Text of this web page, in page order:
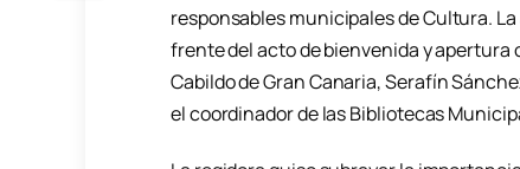
responsables municipales de Cultura.
frente del acto de bienvenida y
Cabildo de Gran Canaria, Serafín
el coordinador de las Bibliotecas